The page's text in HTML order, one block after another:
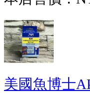
美國魚博士